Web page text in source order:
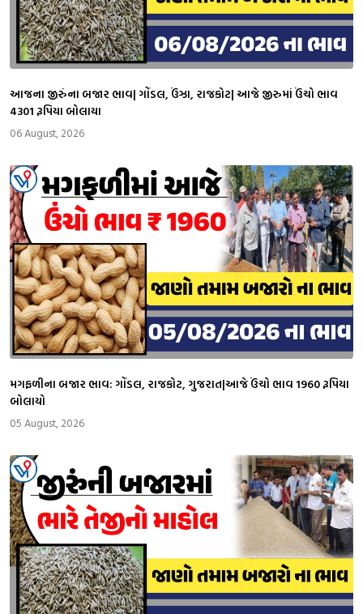
આજના જીરુંના બજાર ભાવ| ગોંડલ, ઉંઝા, રાજકોટ| આજે જીરુમાં ઉંચો ભાવ
4301 રૂપિયા બોલાયા
06 August, 2026
મગફળીના બજાર ભાવ: ગોંડલ, રાજકોટ, ગુજરાત|આજે ઉંચો ભાવ 1960 રૂપિયા
બોલાયો
05 August, 2026